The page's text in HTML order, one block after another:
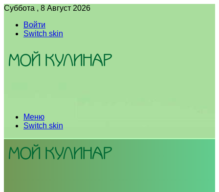
Суббота , 8 Август 2026
Войти
Switch skin
Меню
Switch skin